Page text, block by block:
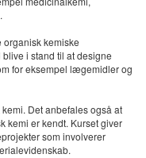
kemiske
i stand til at designe
for eksempel lægemidler og
Det anbefales også at
kemi er kendt. Kurset giver
som involverer